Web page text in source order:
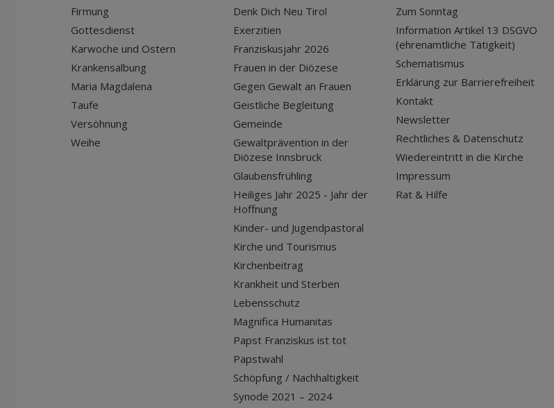
Firmung
Gottesdienst
Karwoche und Ostern
Krankensalbung
Maria Magdalena
Taufe
Versöhnung
Weihe
Denk Dich Neu Tirol
Exerzitien
Franziskusjahr 2026
Frauen in der Diözese
Gegen Gewalt an Frauen
Geistliche Begleitung
Gemeinde
Gewaltprävention in der
Diözese Innsbruck
Glaubensfrühling
Heiliges Jahr 2025 - Jahr der
Hoffnung
Kinder- und Jugendpastoral
Kirche und Tourismus
Kirchenbeitrag
Krankheit und Sterben
Lebensschutz
Magnifica Humanitas
Papst Franziskus ist tot
Papstwahl
Schöpfung / Nachhaltigkeit
Synode 2021 – 2024
Zum Sonntag
Information Artikel 13 DSGVO
(ehrenamtliche Tätigkeit)
Schematismus
Erklärung zur Barrierefreiheit
Kontakt
Newsletter
Rechtliches & Datenschutz
Wiedereintritt in die Kirche
Impressum
Rat & Hilfe